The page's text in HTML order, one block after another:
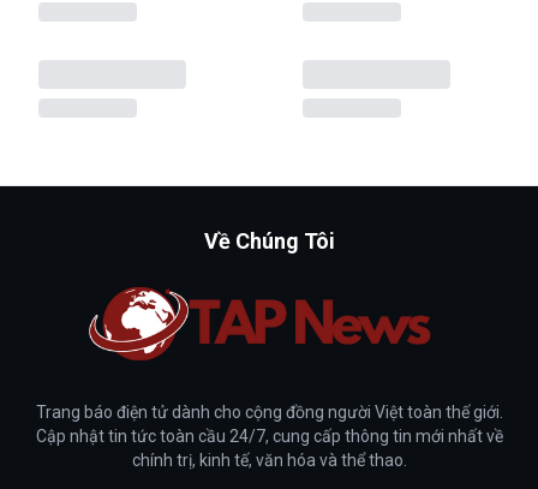
Về Chúng Tôi
Trang báo điện tử dành cho cộng đồng người Việt toàn thế giới.
Cập nhật tin tức toàn cầu 24/7, cung cấp thông tin mới nhất về
chính trị, kinh tế, văn hóa và thể thao.